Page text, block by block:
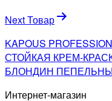
Next Товар
KAPOUS
СТОЙКАЯ КРЕМ-
БЛОНДИН
Интернет-магазин